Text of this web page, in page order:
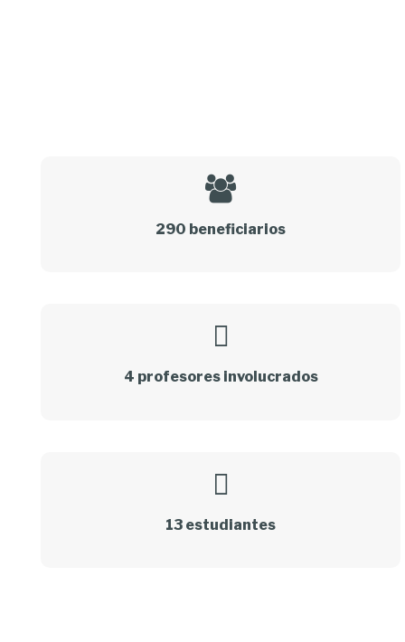
290 beneficiarios
4 profesores involucrados
13 estudiantes